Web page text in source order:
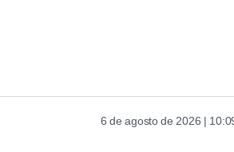
6 de agosto de 2026 |